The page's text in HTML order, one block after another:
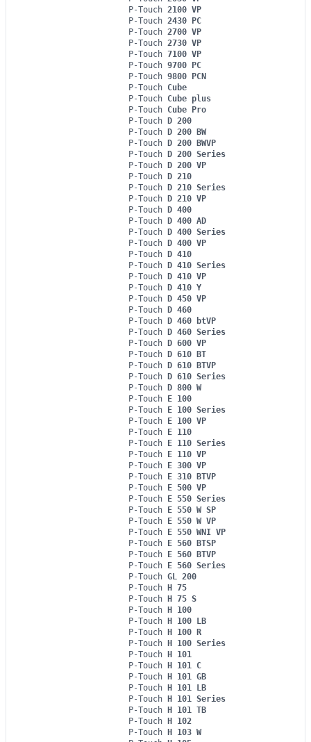
P-Touch 2100 VP
P-Touch 2430 PC
P-Touch 2700 VP
P-Touch 2730 VP
P-Touch 7100 VP
P-Touch 9700 PC
P-Touch 9800 PCN
P-Touch Cube
P-Touch Cube plus
P-Touch Cube Pro
P-Touch D 200
P-Touch D 200 BW
P-Touch D 200 BWVP
P-Touch D 200 Series
P-Touch D 200 VP
P-Touch D 210
P-Touch D 210 Series
P-Touch D 210 VP
P-Touch D 400
P-Touch D 400 AD
P-Touch D 400 Series
P-Touch D 400 VP
P-Touch D 410
P-Touch D 410 Series
P-Touch D 410 VP
P-Touch D 410 Y
P-Touch D 450 VP
P-Touch D 460
P-Touch D 460 btVP
P-Touch D 460 Series
P-Touch D 600 VP
P-Touch D 610 BT
P-Touch D 610 BTVP
P-Touch D 610 Series
P-Touch D 800 W
P-Touch E 100
P-Touch E 100 Series
P-Touch E 100 VP
P-Touch E 110
P-Touch E 110 Series
P-Touch E 110 VP
P-Touch E 300 VP
P-Touch E 310 BTVP
P-Touch E 500 VP
P-Touch E 550 Series
P-Touch E 550 W SP
P-Touch E 550 W VP
P-Touch E 550 WNI VP
P-Touch E 560 BTSP
P-Touch E 560 BTVP
P-Touch E 560 Series
P-Touch GL 200
P-Touch H 75
P-Touch H 75 S
P-Touch H 100
P-Touch H 100 LB
P-Touch H 100 R
P-Touch H 100 Series
P-Touch H 101
P-Touch H 101 C
P-Touch H 101 GB
P-Touch H 101 LB
P-Touch H 101 Series
P-Touch H 101 TB
P-Touch H 102
P-Touch H 103 W